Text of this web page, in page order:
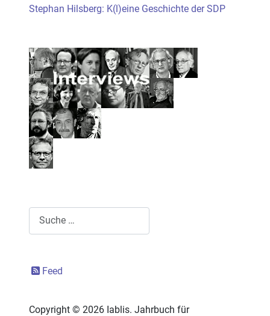
Stephan Hilsberg: K(l)eine Geschichte der SDP
Feed
Copyright © 2026 Iablis. Jahrbuch für